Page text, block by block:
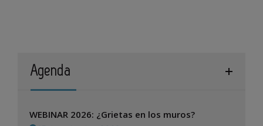
Agenda
WEBINAR 2026: ¿Grietas en los muros?